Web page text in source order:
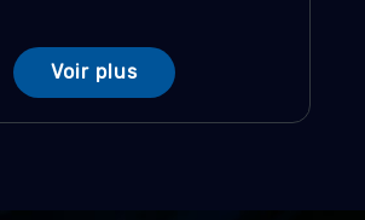
Voir plus